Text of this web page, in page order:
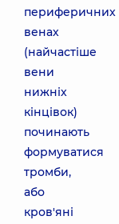
периферичних
венах
(найчастіше
вени
нижніх
кінцівок)
починають
формуватися
тромби,
або
кров'яні